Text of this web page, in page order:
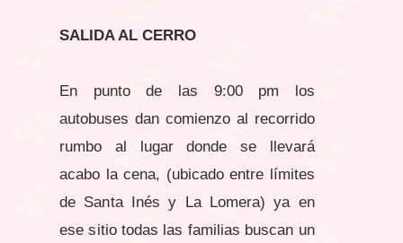
SALIDA AL CERRO
En punto de las 9:00 pm los
autobuses dan comienzo al recorrido
rumbo al lugar donde se llevará
acabo la cena, (ubicado entre límites
de Santa Inés y La Lomera) ya en
ese sitio todas las familias buscan un